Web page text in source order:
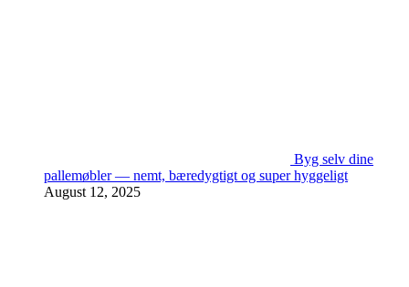
Byg selv dine
pallemøbler — nemt, bæredygtigt og super hyggeligt
August 12, 2025